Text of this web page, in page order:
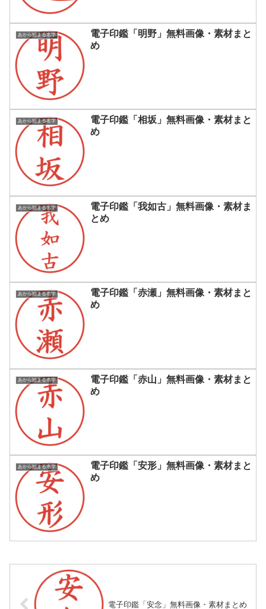
あから始まる名字
電子印鑑「明野」無料画像・素材まと
め
あから始まる名字
電子印鑑「相坂」無料画像・素材まと
め
あから始まる名字
電子印鑑「我如古」無料画像・素材ま
とめ
あから始まる名字
電子印鑑「赤瀬」無料画像・素材まと
め
あから始まる名字
電子印鑑「赤山」無料画像・素材まと
め
あから始まる名字
電子印鑑「安形」無料画像・素材まと
め
電子印鑑「安念」無料画像・素材まとめ